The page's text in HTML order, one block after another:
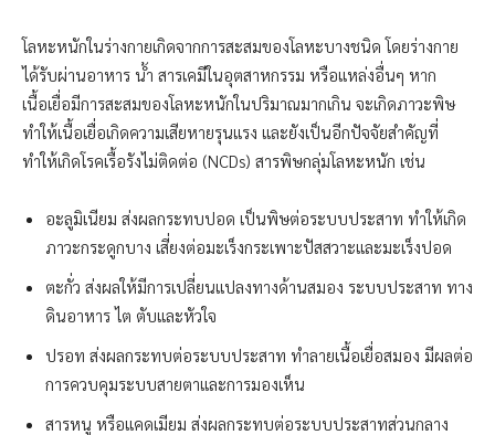
โลหะหนักในร่างกายเกิดจากการสะสมของโลหะบางชนิด โดยร่างกาย
ได้รับผ่านอาหาร น้ำ สารเคมีในอุตสาหกรรม หรือแหล่งอื่นๆ หาก
เนื้อเยื่อมีการสะสมของโลหะหนักในปริมาณมากเกิน จะเกิดภาวะพิษ
ทำให้เนื้อเยื่อเกิดความเสียหายรุนแรง และยังเป็นอีกปัจจัยสำคัญที่
ทำให้เกิดโรคเรื้อรังไม่ติดต่อ (NCDs) สารพิษกลุ่มโลหะหนัก เช่น
อะลูมิเนียม ส่งผลกระทบปอด เป็นพิษต่อระบบประสาท ทำให้เกิด
ภาวะกระดูกบาง เสี่ยงต่อมะเร็งกระเพาะปัสสวาะและมะเร็งปอด
ตะกั่ว ส่งผลให้มีการเปลี่ยนแปลงทางด้านสมอง ระบบประสาท ทาง
ดินอาหาร ไต ตับและหัวใจ
ปรอท ส่งผลกระทบต่อระบบประสาท ทำลายเนื้อเยื่อสมอง มีผลต่อ
การควบคุมระบบสายตาและการมองเห็น
สารหนู หรือแคดเมียม ส่งผลกระทบต่อระบบประสาทส่วนกลาง